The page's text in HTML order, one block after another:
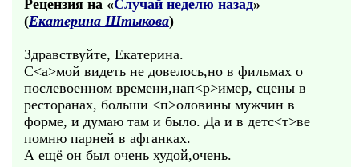
Рецензия на «Случай неделю назад»
(Екатерина Штыкова)
Здравствуйте, Екатерина.
С<а>мой видеть не довелось,но в фильмах о
послевоенном времени,нап<р>имер, сцены в
ресторанах, больши <п>оловины мужчин в
форме, и думаю там и было. Да и в детс<т>ве
помню парней в афганках.
А ещё он был очень худой,очень.